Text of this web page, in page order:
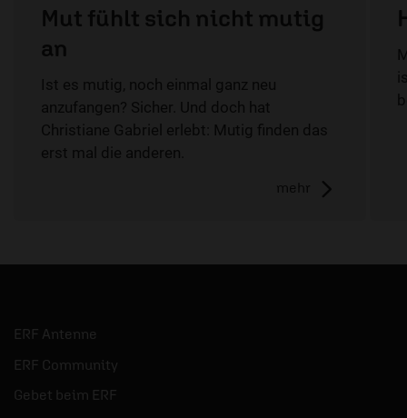
Mut fühlt sich nicht mutig
an
Ist es mutig, noch einmal ganz neu
anzufangen? Sicher. Und doch hat
Christiane Gabriel erlebt: Mutig finden das
erst mal die anderen.
mehr
ERF Antenne
ERF Community
Gebet beim ERF